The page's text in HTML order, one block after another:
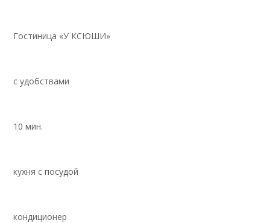
Гостиница «У КСЮШИ»
с удобствами
10 мин.
кухня с посудой
кондиционер